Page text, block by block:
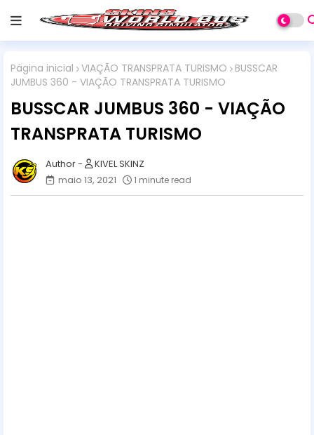
Página inicial VIAÇÃO TRANSPRATA TURISMO
BUSSCAR
JUMBUS 360 - VIAÇÃO TRANSPRATA TURISMO
BUSSCAR JUMBUS 360 - VIAÇÃO
TRANSPRATA TURISMO
KIVEL SKINZ
maio 13, 2021
1 minute read